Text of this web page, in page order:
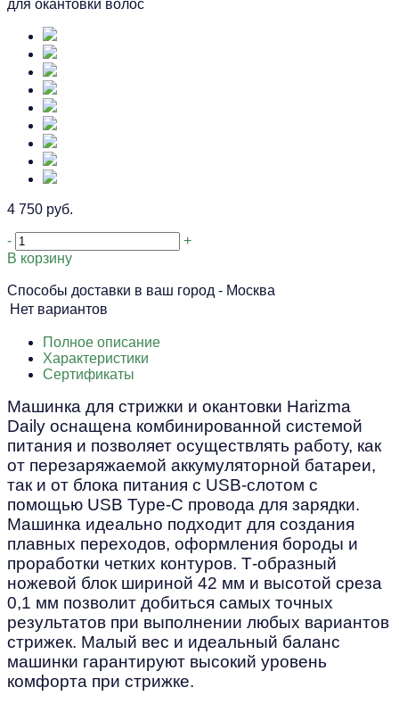
4 750 руб.
-
+
В корзину
Способы доставки в ваш город - Москва
Нет вариантов
Полное описание
Характеристики
Сертификаты
Машинка для стрижки и окантовки Harizma
Daily оснащена комбинированной системой
питания и позволяет осуществлять работу, как
от перезаряжаемой аккумуляторной батареи,
так и от блока питания с USB-слотом с
помощью USB Type-С провода для зарядки.
Машинка идеально подходит для создания
плавных переходов, оформления бороды и
проработки четких контуров. Т-образный
ножевой блок шириной 42 мм и высотой среза
0,1 мм позволит добиться самых точных
результатов при выполнении любых вариантов
стрижек. Малый вес и идеальный баланс
машинки гарантируют высокий уровень
комфорта при стрижке.